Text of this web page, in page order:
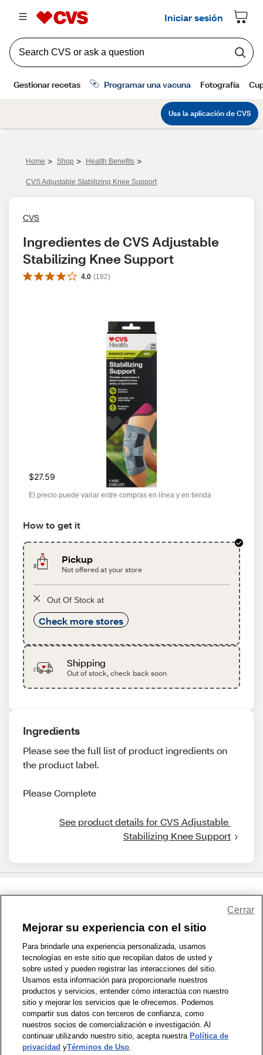
Home > Shop > Health Benefits >
CVS Adjustable Stabilizing Knee Support
CVS
Ingredientes de CVS Adjustable
Stabilizing Knee Support
4.0 (182)
$27.59
El precio puede variar entre compras en línea y en tienda
How to get it
Pickup
Not offered at your store
Out Of Stock at
Check more stores
Shipping
Out of stock, check back soon
Ingredients
Please see the full list of product ingredients on
the product label.
Please Complete
See product details for CVS Adjustable
Stabilizing Knee Support
1-800-679-9691 | Contáctenos | Términos de Uso | Accesibilidad
Política de Privacidad | WA Privacy Policy | Mapa del sitio
Zona de Bienestar | © 1999 - 2026 CVS.com
Mejorar su experiencia con el sitio
Para brindarle una experiencia personalizada, usamos
tecnologías en este sitio que recopilan datos de usted y
sobre usted y pueden registrar las interacciones del sitio.
Usamos esta información para proporcionarle nuestros
productos y servicios, entender cómo interactúa con nuestro
sitio y mejorar los servicios que le ofrecemos. Podemos
compartir sus datos con terceros de confianza, como
nuestros socios de comercialización e investigación. Al
continuar utilizando nuestro sitio, acepta nuestra Política de
privacidad yTérminos de Uso.
Cerrar